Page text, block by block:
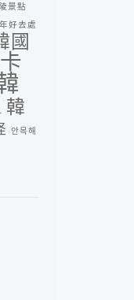
景點
好去處
國
韓
안목해